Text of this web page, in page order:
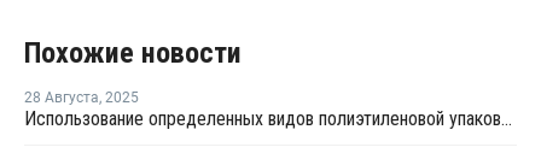
Похожие новости
28 Августа, 2025
Использование определенных видов полиэтиленовой упаковки запретят в Хабаровском крае